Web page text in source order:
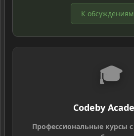
К обсуждениям
🎓
Codeby
Профессиональные курсы